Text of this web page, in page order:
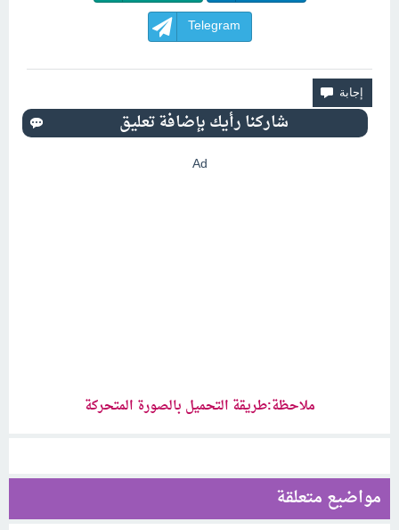
Telegram
Ad
ملاحظة:طريقة التحميل بالصورة المتحركة
مواضيع متعلقة